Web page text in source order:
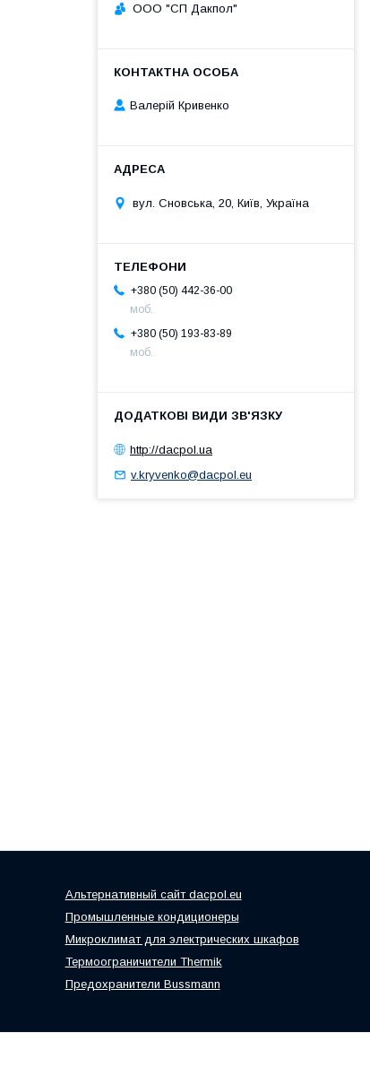
ООО "СП Дакпол"
Валерій Кривенко
вул. Сновська, 20, Київ, Україна
+380 (50) 442-36-00
моб.
+380 (50) 193-83-89
моб.
http://dacpol.ua
v.kryvenko@dacpol.eu
Альтернативный сайт dacpol.eu
Промышленные кондиционеры
Микроклимат для электрических шкафов
Термоограничители Thermik
Предохранители Bussmann